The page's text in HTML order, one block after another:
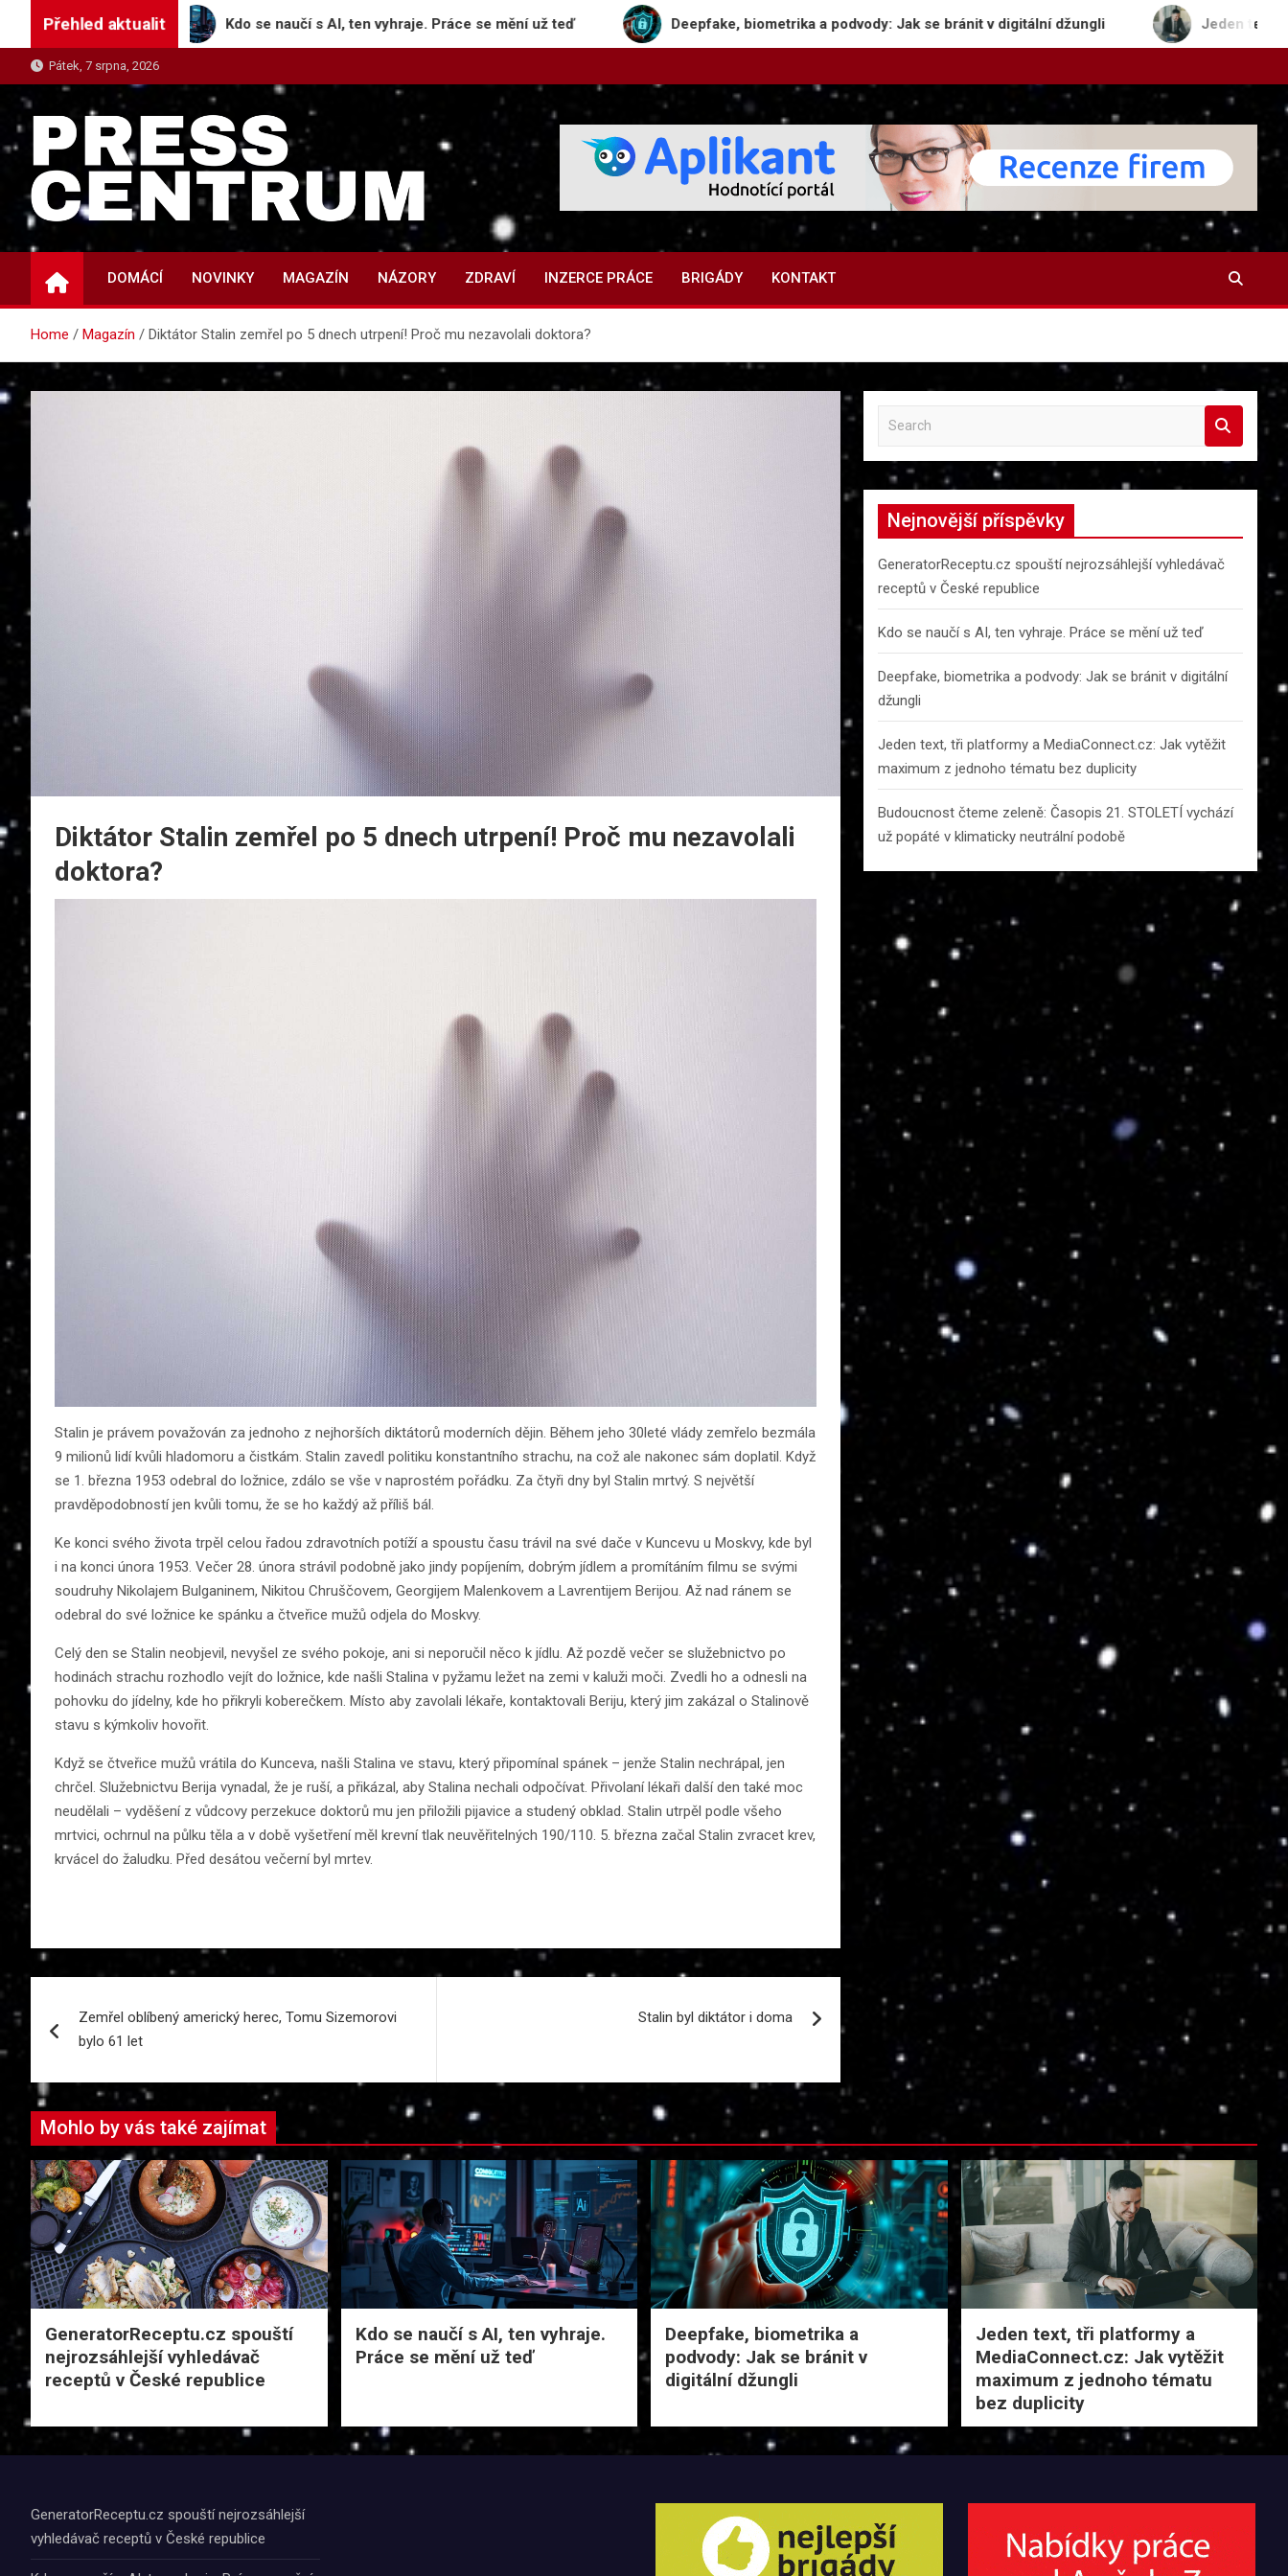
content
Přehled aktualitKdo se naučí s AI, ten vyhraje. Práce se mění už teď Deepfake, biometrika a podvody: Jak se bránit v digitální džungli Jeden text, tři
Pátek, 7 srpna, 2026
PRESS-CENTRUM.CZ
Magazín informací a tiskových zpráv
DOMÁCÍ NOVINKY MAGAZÍN NÁZORY ZDRAVÍ INZERCE PRÁCE BRIGÁDY KONTAKT
Home Magazín Diktátor Stalin zemřel po 5 dnech utrpení! Proč mu nezavolali doktora?
Diktátor Stalin zemřel po 5 dnech utrpení! Proč mu nezavolali
doktora?
Stalin je právem považován za jednoho z nejhorších diktátorů moderních dějin. Během jeho 30leté vlády zemřelo bezmála
9 milionů lidí kvůli hladomoru a čistkám. Stalin zavedl politiku konstantního strachu, na což ale nakonec sám doplatil. Když
se 1. března 1953 odebral do ložnice, zdálo se vše v naprostém pořádku. Za čtyři dny byl Stalin mrtvý. S největší
pravděpodobností jen kvůli tomu, že se ho každý až příliš bál.
Ke konci svého života trpěl celou řadou zdravotních potíží a spoustu času trávil na své dače v Kuncevu u Moskvy, kde byl
i na konci února 1953. Večer 28. února strávil podobně jako jindy popíjením, dobrým jídlem a promítáním filmu se svými
soudruhy Nikolajem Bulganinem, Nikitou Chruščovem, Georgijem Malenkovem a Lavrentijem Berijou. Až nad ránem se
odebral do své ložnice ke spánku a čtveřice mužů odjela do Moskvy.
Celý den se Stalin neobjevil, nevyšel ze svého pokoje, ani si neporučil něco k jídlu. Až pozdě večer se služebnictvo po
hodinách strachu rozhodlo vejít do ložnice, kde našli Stalina v pyžamu ležet na zemi v kaluži moči. Zvedli ho a odnesli na
pohovku do jídelny, kde ho přikryli koberečkem. Místo aby zavolali lékaře, kontaktovali Beriju, který jim zakázal o Stalinově
stavu s kýmkoliv hovořit.
Když se čtveřice mužů vrátila do Kunceva, našli Stalina ve stavu, který připomínal spánek – jenže Stalin nechrápal, jen
chrčel. Služebnictvu Berija vynadal, že je ruší, a přikázal, aby Stalina nechali odpočívat. Přivolaní lékaři další den také moc
neudělali – vyděšení z vůdcovy perzekuce doktorů mu jen přiložili pijavice a studený obklad. Stalin utrpěl podle všeho
mrtvici, ochrnul na půlku těla a v době vyšetření měl krevní tlak neuvěřitelných 190/110. 5. března začal Stalin zvracet krev,
krvácel do žaludku. Před desátou večerní byl mrtev.
pro
příspěvek
Zemřel oblíbený americký herec, Tomu Sizemorovi
bylo 61 let
Stalin byl diktátor i doma
a
r
h
Nejnovější příspěvky
GeneratorReceptu.cz spouští nejrozsáhlejší vyhledávač
receptů v České republice
Kdo se naučí s AI, ten vyhraje. Práce se mění už teď
Deepfake, biometrika a podvody: Jak se bránit v digitální
džungli
Jeden text, tři platformy a MediaConnect.cz: Jak vytěžit
maximum z jednoho tématu bez duplicity
Budoucnost čteme zeleně: Časopis 21. STOLETÍ vychází
už popáté v klimaticky neutrální podobě
Mohlo by vás také zajímat
GeneratorReceptu.cz spouští
nejrozsáhlejší vyhledávač
receptů v České republice
Kdo se naučí s AI, ten vyhraje.
Práce se mění už teď
Deepfake, biometrika a
podvody: Jak se bránit v
digitální džungli
Jeden text, tři platformy a
MediaConnect.cz: Jak vytěžit
maximum z jednoho tématu
bez duplicity
GeneratorReceptu.cz spouští nejrozsáhlejší
vyhledávač receptů v České republice